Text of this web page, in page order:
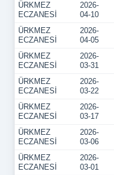
ÜRKMEZ
ECZANESİ
2026-
04-10
ÜRKMEZ
ECZANESİ
2026-
04-05
ÜRKMEZ
ECZANESİ
2026-
03-31
ÜRKMEZ
ECZANESİ
2026-
03-22
ÜRKMEZ
ECZANESİ
2026-
03-17
ÜRKMEZ
ECZANESİ
2026-
03-06
ÜRKMEZ
ECZANESİ
2026-
03-01